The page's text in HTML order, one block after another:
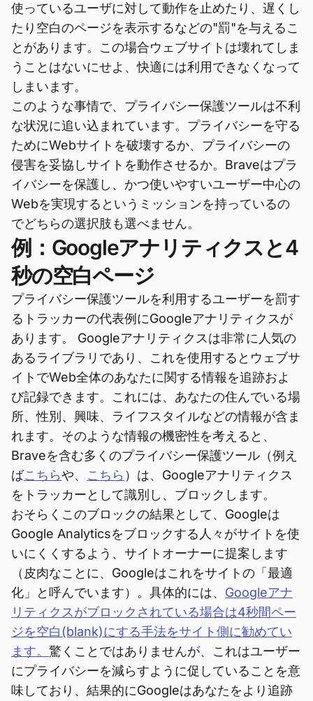
使っているユーザに対して動作を止めたり、遅くし
たり空白のページを表示するなどの"罰"を与えるこ
とがあります。この場合ウェブサイトは壊れてしま
うことはないにせよ、快適には利用できなくなって
しまいます。
このような事情で、プライバシー保護ツールは不利
な状況に追い込まれています。プライバシーを守る
ためにWebサイトを破壊するか、プライバシーの
侵害を妥協しサイトを動作させるか。Braveはプラ
イバシーを保護し、かつ使いやすいユーザー中心の
Webを実現するというミッションを持っているの
でどちらの選択肢も選べません。
例：Googleアナリティクスと4
秒の空白ページ
プライバシー保護ツールを利用するユーザーを罰す
るトラッカーの代表例にGoogleアナリティクスが
あります。 Googleアナリティクスは非常に人気の
あるライブラリであり、これを使用するとウェブサ
イトでWeb全体のあなたに関する情報を追跡およ
び記録できます。これには、あなたの住んでいる場
所、性別、興味、ライフスタイルなどの情報が含ま
れます。そのような情報の機密性を考えると、
Braveを含む多くのプライバシー保護ツール（例え
ばこちらや、 こちら ）は、Googleアナリティクス
をトラッカーとして識別し、ブロックします。
おそらくこのブロックの結果として、Googleは
Google Analyticsをブロックする人々がサイトを使
いにくくするよう、サイトオーナーに提案します
（皮肉なことに、Googleはこれをサイトの「最適
化」と呼んでいます）。具体的には、 Googleアナ
リティクスがブロックされている場合は4秒間ペー
ジを空白(blank)にする手法をサイト側に勧めてい
ます。 驚くことではありませんが、これはユーザー
にプライバシーを減らすように促していることを意
味しており、結果的にGoogleはあなたをより追跡